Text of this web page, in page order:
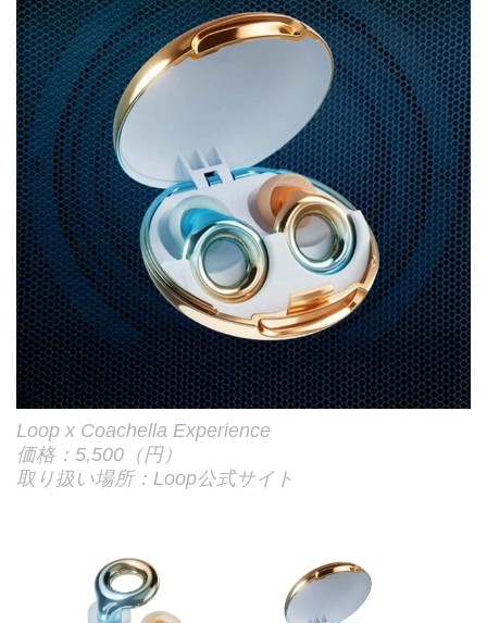
Loop x Coachella Experience
価格：5,500（円）
取り扱い場所：Loop公式サイト